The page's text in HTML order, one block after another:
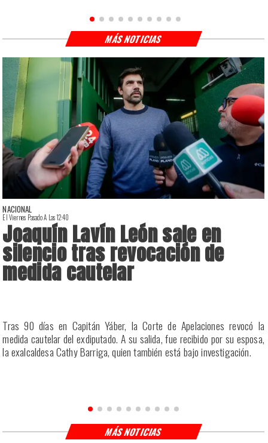
NACIONAL
El Viernes Pasado A Las 12:40
Joaquín Lavín León sale en
silencio tras revocación de
medida cautelar
Tras 90 días en Capitán Yáber, la Corte de Apelaciones revocó la
medida cautelar del exdiputado. A su salida, fue recibido por su esposa,
la exalcaldesa Cathy Barriga, quien también está bajo investigación.
MÁS NOTICIAS
MÁS NOTICIAS